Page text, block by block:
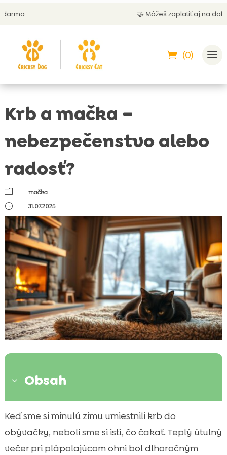
🤝 Môžeš zaplatiť aj na dobierku
(0)
Krb a mačka –
nebezpečenstvo alebo
radosť?
m
mačka
}
31.07.2025
3 Obsah
 Úvod do problematiky krbu a mačky
 Bezpečnostné riziká spojené s krbom
 Ako chrániť mačky pred krbom
Keď sme si minulú zimu umiestnili krb do
obývačky, neboli sme si istí, čo čakať. Teplý útulný
večer pri plápolajúcom ohni bol dlhoročným